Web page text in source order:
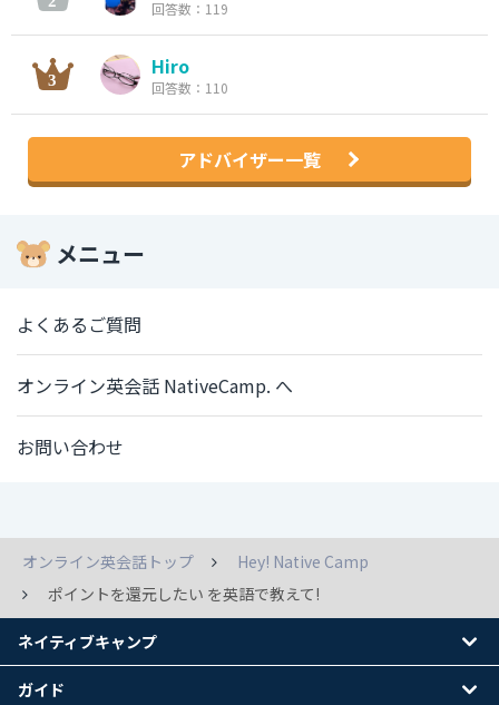
回答数：119
Hiro
回答数：110
アドバイザー一覧
メニュー
よくあるご質問
オンライン英会話 NativeCamp. へ
お問い合わせ
オンライン英会話トップ
Hey! Native Camp
ポイントを還元したい を英語で教えて!
ネイティブキャンプ
ガイド